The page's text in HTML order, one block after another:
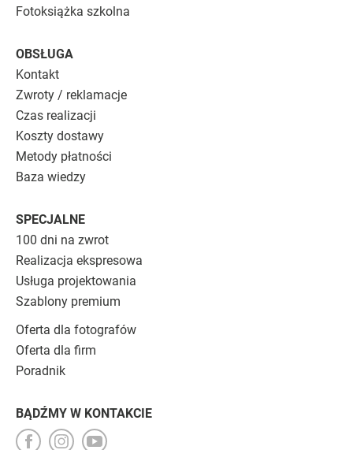
Fotoksiążka szkolna
OBSŁUGA
Kontakt
Zwroty / reklamacje
Czas realizacji
Koszty dostawy
Metody płatności
Baza wiedzy
SPECJALNE
100 dni na zwrot
Realizacja ekspresowa
Usługa projektowania
Szablony premium
Oferta dla fotografów
Oferta dla firm
Poradnik
BĄDŹMY W KONTAKCIE